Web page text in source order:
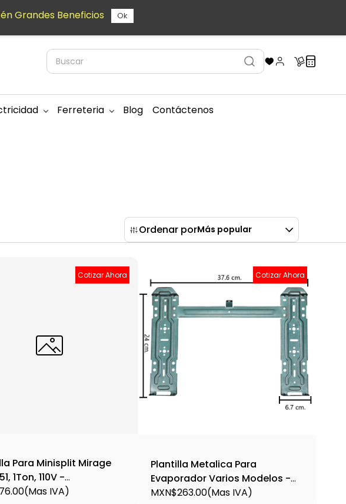
Ferreteria Blog Contáctenos
Ordenar porMás popular
Cotizar Ahora
Para Minisplit Mirage
1Ton, 110V -
(Mas IVA)
Cotizar Ahora
Plantilla Metalica Para
Evaporador Varios Modelos -
Plant1
MXN$263.00(Mas IVA)
Grandes Beneficios Ok